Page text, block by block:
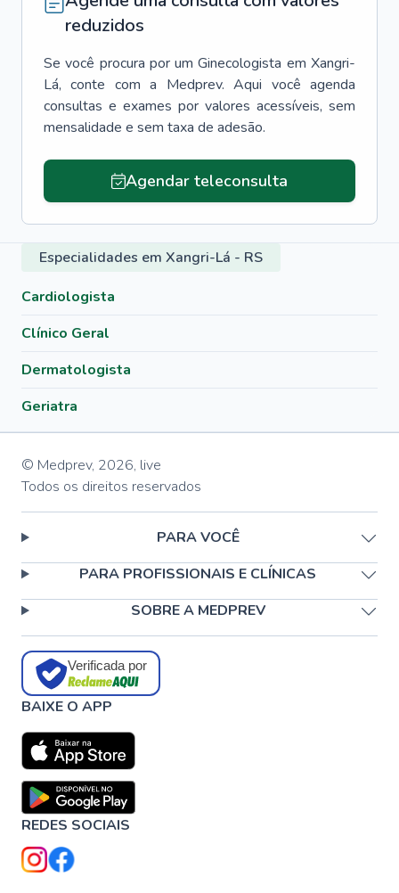
reduzidos
Se você procura por um Ginecologista em Xangri-
Lá, conte com a Medprev. Aqui você agenda
consultas e exames por valores acessíveis, sem
mensalidade e sem taxa de adesão.
Agendar teleconsulta
Especialidades em Xangri-Lá - RS
Cardiologista
Clínico Geral
Dermatologista
Geriatra
© Medprev, 2026, live
Todos os direitos reservados
PARA VOCÊ
PARA PROFISSIONAIS E CLÍNICAS
SOBRE A MEDPREV
Verificada por
BAIXE O APP
REDES SOCIAIS